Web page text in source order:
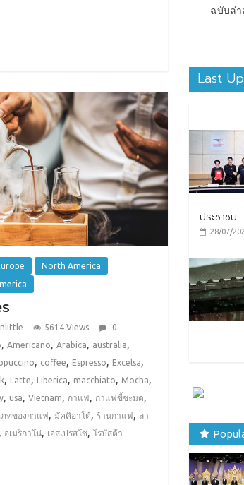
North America
5614 Views
0
,Americano,Arabica, australia,
, coffee, Espresso, Excelsa,
, Latte, Liberica, macchiato, Mocha,
, usa,Vietnam, กาแฟ, กาแฟขี้ชะมด,
ภทของกาแฟ,มัคคิอาโต้, ร้านกาแฟ, ลา
, อเมริกาโน่, เอสเปรสโซ,โรบัสต้า
ฉบับล่า
Last
สัญลักษณ์
23/07/
28/07/